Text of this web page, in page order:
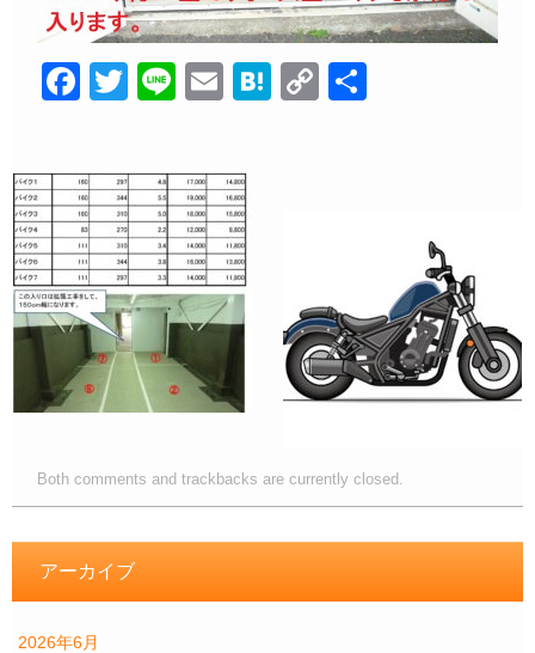
F
e
b
o
o
k
T
er
Li
E
H
C
k
Both comments and trackbacks are currently closed.
アーカイブ
2026年6月